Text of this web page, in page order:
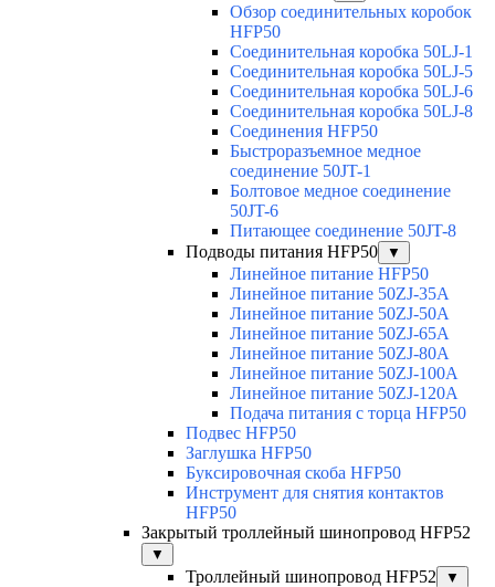
Обзор соединительных коробок
HFP50
Соединительная коробка 50LJ-1
Соединительная коробка 50LJ-5
Соединительная коробка 50LJ-6
Соединительная коробка 50LJ-8
Соединения HFP50
Быстроразъемное медное
соединение 50JT-1
Болтовое медное соединение
50JT-6
Питающее соединение 50JT-8
Подводы питания HFP50
▼
Линейное питание HFP50
Линейное питание 50ZJ-35A
Линейное питание 50ZJ-50A
Линейное питание 50ZJ-65A
Линейное питание 50ZJ-80A
Линейное питание 50ZJ-100A
Линейное питание 50ZJ-120A
Подача питания с торца HFP50
Подвес HFP50
Заглушка HFP50
Буксировочная скоба HFP50
Инструмент для снятия контактов
HFP50
Закрытый троллейный шинопровод HFP52
▼
Троллейный шинопровод HFP52 ▼